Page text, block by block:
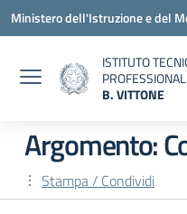
Vai ai contenuti
Vai al menu di navigazione
Vai al footer
Ministero dell'Istruzione e del
ISTITUTO
B. VITTONE
Argomento:
Stampa / Condividi